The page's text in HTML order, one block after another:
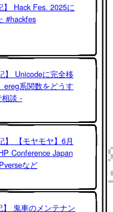
Hack Fes. 2025に
#hackfes
】 Unicodeに完全移
系関数をどうす
談 -
】 【モヤモヤ】6月
Conference Japan
など
鬼車のメンテナン